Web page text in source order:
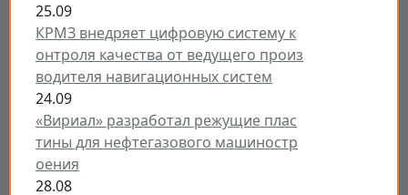
25.09
КРМЗ внедряет цифровую систему к
онтроля качества от ведущего произ
водителя навигационных систем
24.09
«Вириал» разработал режущие плас
тины для нефтегазового машиностр
оения
28.08